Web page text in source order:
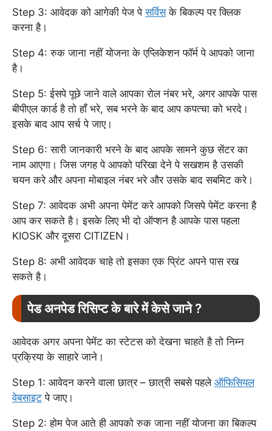
Step 3: आवेदक को आगेकी पेज पेसर्विसके बिकल्प पर क्लिक
करना है।
Step 4: रुक जाना नहीं योजना के एप्लिकेशन फॉर्म पे आपको जाना
है।
Step 5: ईसपे पूछे जाने वाले आपका रोल नंबर भरे, अगर आपके पास
बीपीएल कार्ड है तो हाँ भरे, सब भरने के बाद आप कपत्चा को भरदे।
इसके बाद आप सर्च पे जाए।
Step 6: सारी जानकारी भरने के बाद आपके सामने कुछ सेंटर का
नाम आएगा। जिस जगह पे आपको परिखा देने पे सखशम है उसकी
चयन करे और अपना मोबाइल नंबर भरे और उसके बाद सबमिट करे।
Step 7: आवेदक अभी अपना पेमेंट करे आपको जिसपे पेमेंट करना है
आप कर सकते है। इसके लिए भी दो ऑप्शन है आपके पास पहला
KIOSK और दूसरा CITIZEN।
Step 8: अभी आवेदक चाहे तो इसका एक प्रिंट अपने पास रख
सकते है।
पेड अनपेड रिसिप्ट के बारे में केसे जाने ?
आवेदक अगर अपना पेमेंट का स्टेटस को देखना चाहते है तो निम्न
प्रक्रिया के साहारे जाने।
Step 1: आवेदन करने वाला छात्र – छात्री सबसे पहले ऑफिसियल
वेबसाइट पे जाए।
Step 2: होम पेज आते ही आपको रुक जाना नहीं योजना का बिकल्प